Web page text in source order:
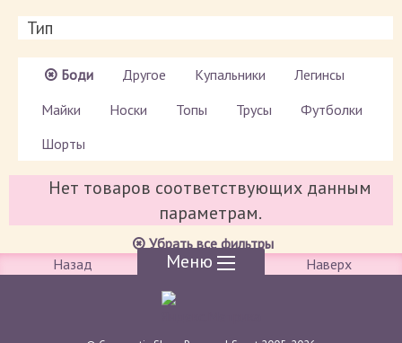
Тип
Боди Другое Купальники
Легинсы
Майки
Носки Топы Трусы
Футболки
Шорты
Нет товаров соответствующих данным
параметрам.
Убрать все фильтры
Назад
Меню Наверх